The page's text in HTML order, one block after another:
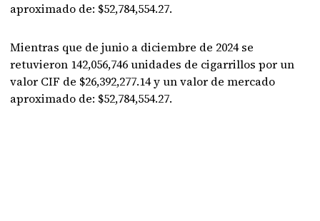
aproximado de: $52,784,554.27.
Mientras que de junio a diciembre de 2024 se
retuvieron 142,056,746 unidades de cigarrillos por un
valor CIF de $26,392,277.14 y un valor de mercado
aproximado de: $52,784,554.27.